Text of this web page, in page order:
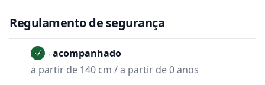
Regulamento de segurança
Não acompanhado
a partir de 140 cm / a partir de 0 anos